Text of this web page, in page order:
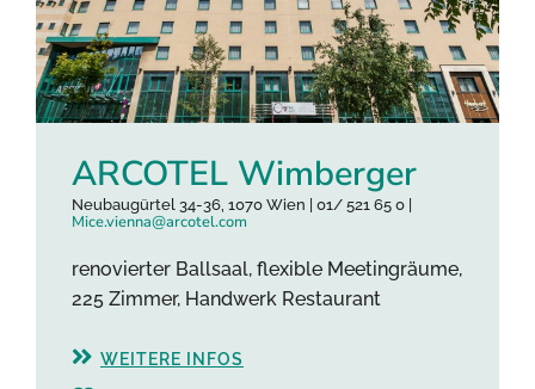
ARCOTEL Wimberger
Neubaugürtel 34-36, 1070 Wien | 01/ 521 65 0 |
Mice.vienna@arcotel.com
renovierter Ballsaal, flexible Meetingräume,
225 Zimmer, Handwerk Restaurant
WEITERE INFOS